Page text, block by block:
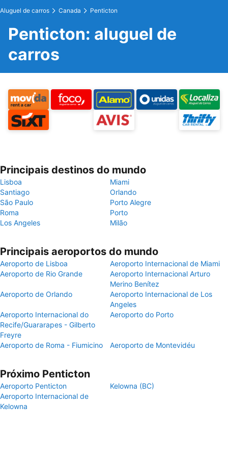
Aluguel de carros Canada Penticton
Penticton: aluguel de
carros
Principais destinos do mundo
Lisboa
Miami
Santiago
Orlando
São Paulo
Porto Alegre
Roma
Porto
Los Angeles
Milão
Principais aeroportos do mundo
Aeroporto de Lisboa
Aeroporto Internacional de Miami
Aeroporto de Rio Grande
Aeroporto Internacional Arturo
Merino Benítez
Aeroporto de Orlando
Aeroporto Internacional de Los
Angeles
Aeroporto Internacional do
Recife/Guararapes - Gilberto
Freyre
Aeroporto do Porto
Aeroporto de Roma - Fiumicino Aeroporto de Montevidéu
Próximo Penticton
Aeroporto Penticton
Kelowna (BC)
Aeroporto Internacional de
Kelowna